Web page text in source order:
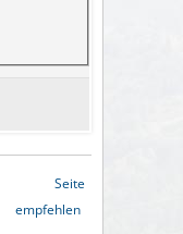
Seite
empfehlen